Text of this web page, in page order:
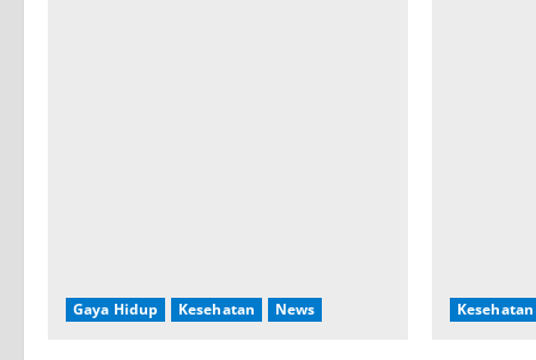
Gaya Hidup Kesehatan News Kesehatan